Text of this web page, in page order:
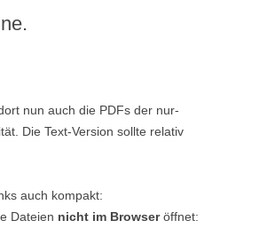
SEX)
AUSGABE 7
BEZIEHUNGEN)
UND GUYDYKES)
nun auch die PDFs der nur-
Die Text-Version sollte relativ
auch kompakt:
Dateien nicht im Browseröffnet: